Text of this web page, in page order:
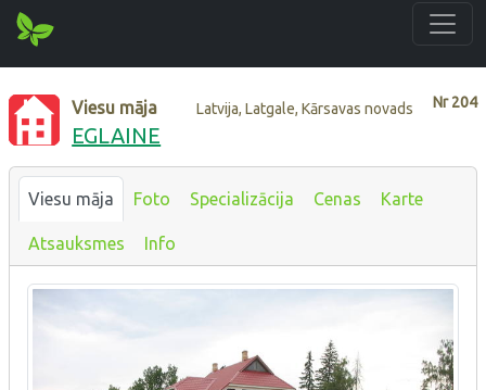
Nr204
Viesu māja Latvija, Latgale, Kārsavas novads
EGLAINE
Viesu māja Foto Specializācija Cenas Karte
Atsauksmes Info